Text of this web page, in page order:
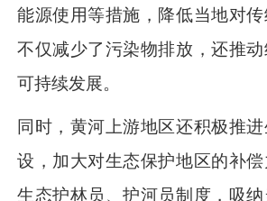
能源使用等措施，降低当地对传
不仅减少了污染物排放，还推
可持续发展。
同时，黄河上游地区还积极推
设，加大对生态保护地区的补
生态护林员、护河员制度，吸